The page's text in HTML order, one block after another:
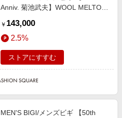
Anniv. 菊池武夫】WOOL MELTON
￥ 143,000
2.5%
ストアにすすむ
MEN'S BIGI/メンズビギ 【50th